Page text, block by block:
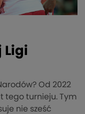
Ligi
Od 2022
tego turnieju. Tym
nie sześć